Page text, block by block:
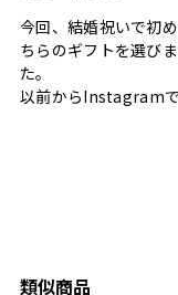
今回、結婚祝いで初
ちらのギフトを選び
た。
以前からInstagram
と大好きなカレーの
ちらも大変気に入った
類似商品